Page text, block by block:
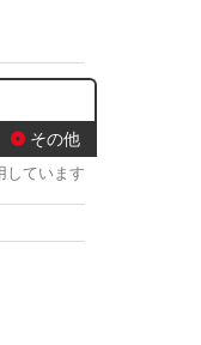
その他
しています